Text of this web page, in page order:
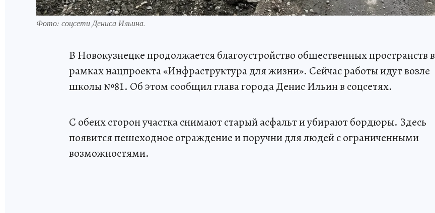
Фото: соцсети Дениса Ильина.
В Новокузнецке продолжается благоустройство общественных пространств в
рамках нацпроекта «Инфраструктура для жизни». Сейчас работы идут возле
школы №81. Об этом сообщил глава города Денис Ильин в соцсетях.
С обеих сторон участка снимают старый асфальт и убирают бордюры. Здесь
появится пешеходное ограждение и поручни для людей с ограниченными
возможностями.